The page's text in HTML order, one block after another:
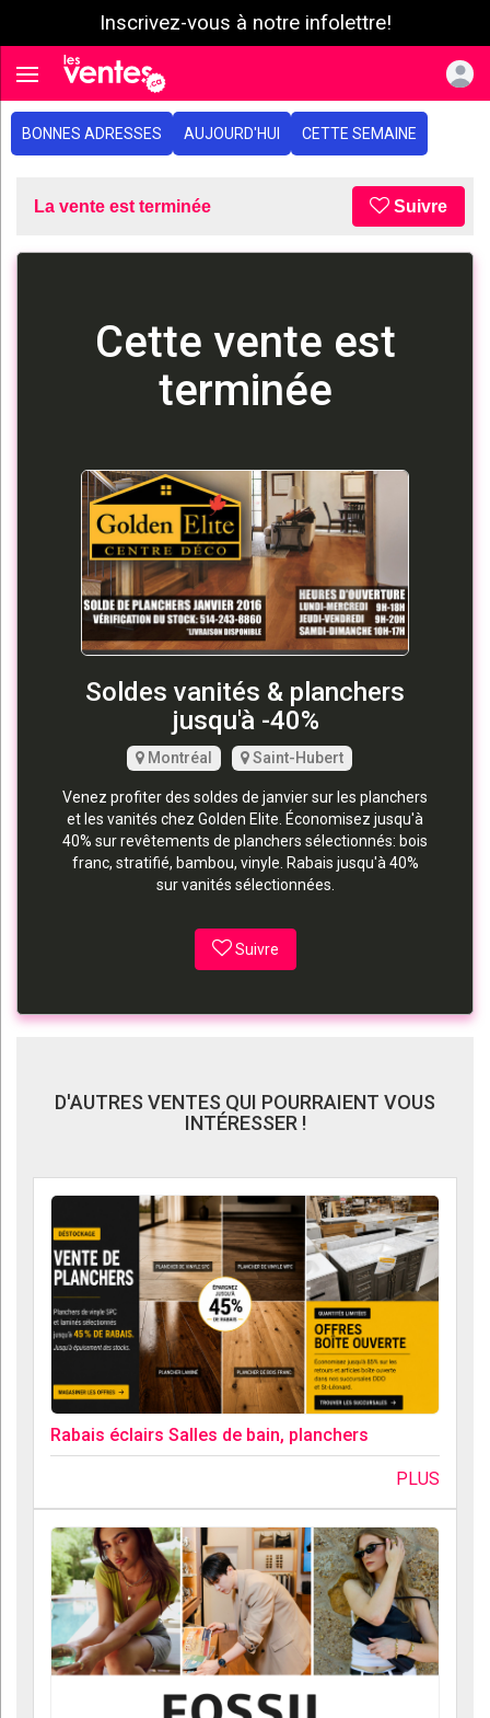
Inscrivez-vous à notre infolettre!
Toggle navigation
BONNES ADRESSES AUJOURD'HUI CETTE SEMAINE
La vente est terminée Suivre
Cette vente est
terminée
Soldes vanités & planchers
jusqu'à -40%
Montréal Saint-Hubert
Venez profiter des soldes de janvier sur les planchers
et les vanités chez Golden Elite. Économisez jusqu'à
40% sur revêtements de planchers sélectionnés: bois
franc, stratifié, bambou, vinyle. Rabais jusqu'à 40%
sur vanités sélectionnées.
Suivre
D'AUTRES VENTES QUI POURRAIENT VOUS
INTÉRESSER !
Rabais éclairs Salles de bain, planchers
PLUS